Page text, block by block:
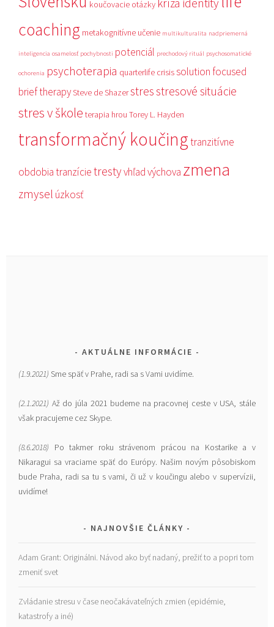
koučovacie otázky kríza identity
coaching metakognitívne učenie multikulturalita nadpriemerná
inteligencia osamelosť pochybnosti potenciál prechodový rituál psychosomatické
ochorenia psychoterapia quarterlife crisissolution focused
brief therapySteve de Shazerstresstresové situácie
stres v škole terapia hrou Torey L. Hayden
transformačný koučingtranzitívne
obdobiatranzícietrestyvhľadvýchova zmena
zmysel úzkosť
AKTUÁLNE INFORMÁCIE
(1.9.2021) Sme späť v Prahe, radi sa s Vami uvidíme.
(2.1.2021) Až do júla 2021 budeme na pracovnej ceste v USA, stále
však pracujeme cez Skype.
(8.6.2018) Po takmer roku strávenom prácou na Kostarike a v
Nikaragui sa vraciame späť do Európy. Našim novým pôsobiskom
bude Praha, radi sa tu s vami, či už v koučingu alebo v supervízii,
uvidíme!
NAJNOVŠIE ČLÁNKY
Adam Grant: Originálni. Návod ako byť nadaný, prežiť to a popri tom
zmeniť svet
Zvládanie stresu v čase neočakávateľných zmien (epidémie,
katastrofy a iné)